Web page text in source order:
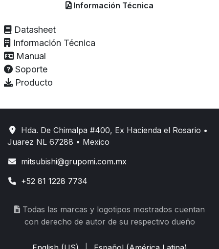
Información Técnica
Datasheet
Información Técnica
Manual
Soporte
Producto
Hda. De Chimalpa #400, Ex Hacienda el Rosario •
Juarez NL 67288 • Mexico
mitsubishi@grupomi.com.mx
+52 81 1228 7734
Todas las marcas y logotipos mostrados cuentan
con derecho de autor de su respectivo dueño